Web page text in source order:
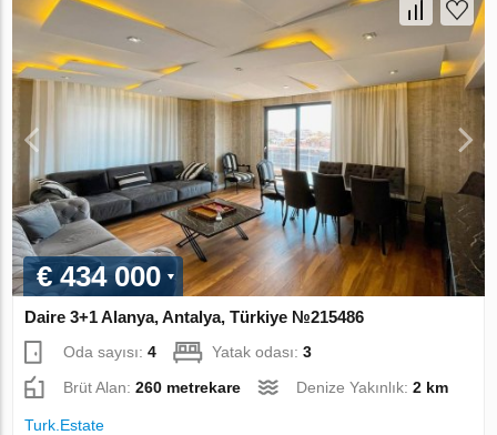
€ 434 000
Daire 3+1 Alanya, Antalya, Türkiye №215486
Oda sayısı:4 Yatak odası:3
Brüt Alan:260 metrekare Denize Yakınlık:2 km
Turk.Estate